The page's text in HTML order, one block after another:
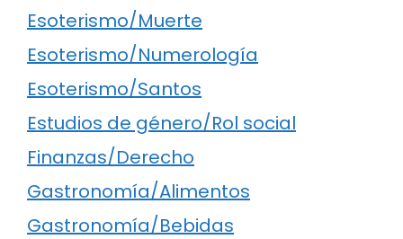
Esoterismo/Muerte
Esoterismo/Numerología
Esoterismo/Santos
Estudios de género/Rol social
Finanzas/Derecho
Gastronomía/Alimentos
Gastronomía/Bebidas